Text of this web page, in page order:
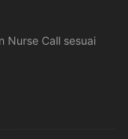
Nurse Call sesuai